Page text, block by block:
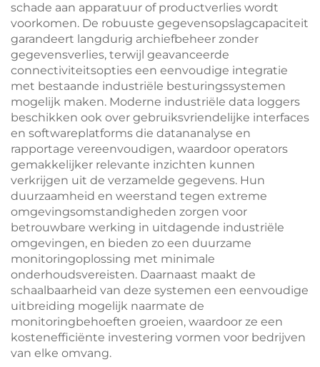
schade aan apparatuur of productverlies wordt
voorkomen. De robuuste gegevensopslagcapaciteit
garandeert langdurig archiefbeheer zonder
gegevensverlies, terwijl geavanceerde
connectiviteitsopties een eenvoudige integratie
met bestaande industriële besturingssystemen
mogelijk maken. Moderne industriële data loggers
beschikken ook over gebruiksvriendelijke interfaces
en softwareplatforms die datananalyse en
rapportage vereenvoudigen, waardoor operators
gemakkelijker relevante inzichten kunnen
verkrijgen uit de verzamelde gegevens. Hun
duurzaamheid en weerstand tegen extreme
omgevingsomstandigheden zorgen voor
betrouwbare werking in uitdagende industriële
omgevingen, en bieden zo een duurzame
monitoringoplossing met minimale
onderhoudsvereisten. Daarnaast maakt de
schaalbaarheid van deze systemen een eenvoudige
uitbreiding mogelijk naarmate de
monitoringbehoeften groeien, waardoor ze een
kostenefficiënte investering vormen voor bedrijven
van elke omvang.